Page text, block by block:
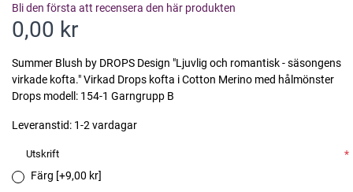
Bli den första att recensera den här produkten
0,00 kr
Summer Blush by DROPS Design "Ljuvlig och romantisk - säsongens
virkade kofta." Virkad Drops kofta i Cotton Merino med hålmönster
Drops modell: 154-1 Garngrupp B
Leveranstid: 1-2 vardagar
Utskrift
*
Färg [+9,00 kr]